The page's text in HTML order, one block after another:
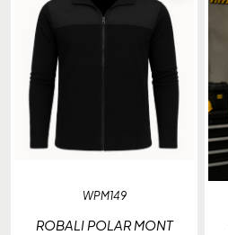
WPM149
ROBALI POLAR MONT